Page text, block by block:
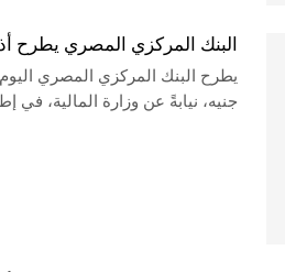
البنك المركزي المصري يطرح أذون خزانة
جنيه، نيابةً عن وزارة المالية، في